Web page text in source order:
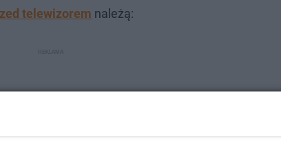
telewizorem należą: